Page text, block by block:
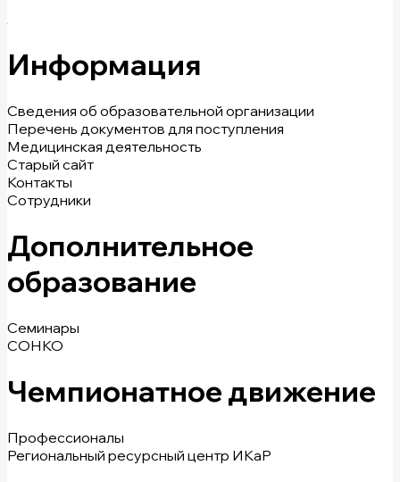
Информация
Сведения об образовательной организации
Перечень документов для поступления
Медицинская деятельность
Старый сайт
Контакты
Сотрудники
Дополнительное
образование
Семинары
СОНКО
Чемпионатное движение
Профессионалы
Региональный ресурсный центр ИКаР